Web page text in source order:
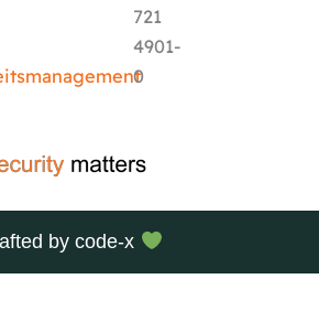
721
4901-
0
bycode-x